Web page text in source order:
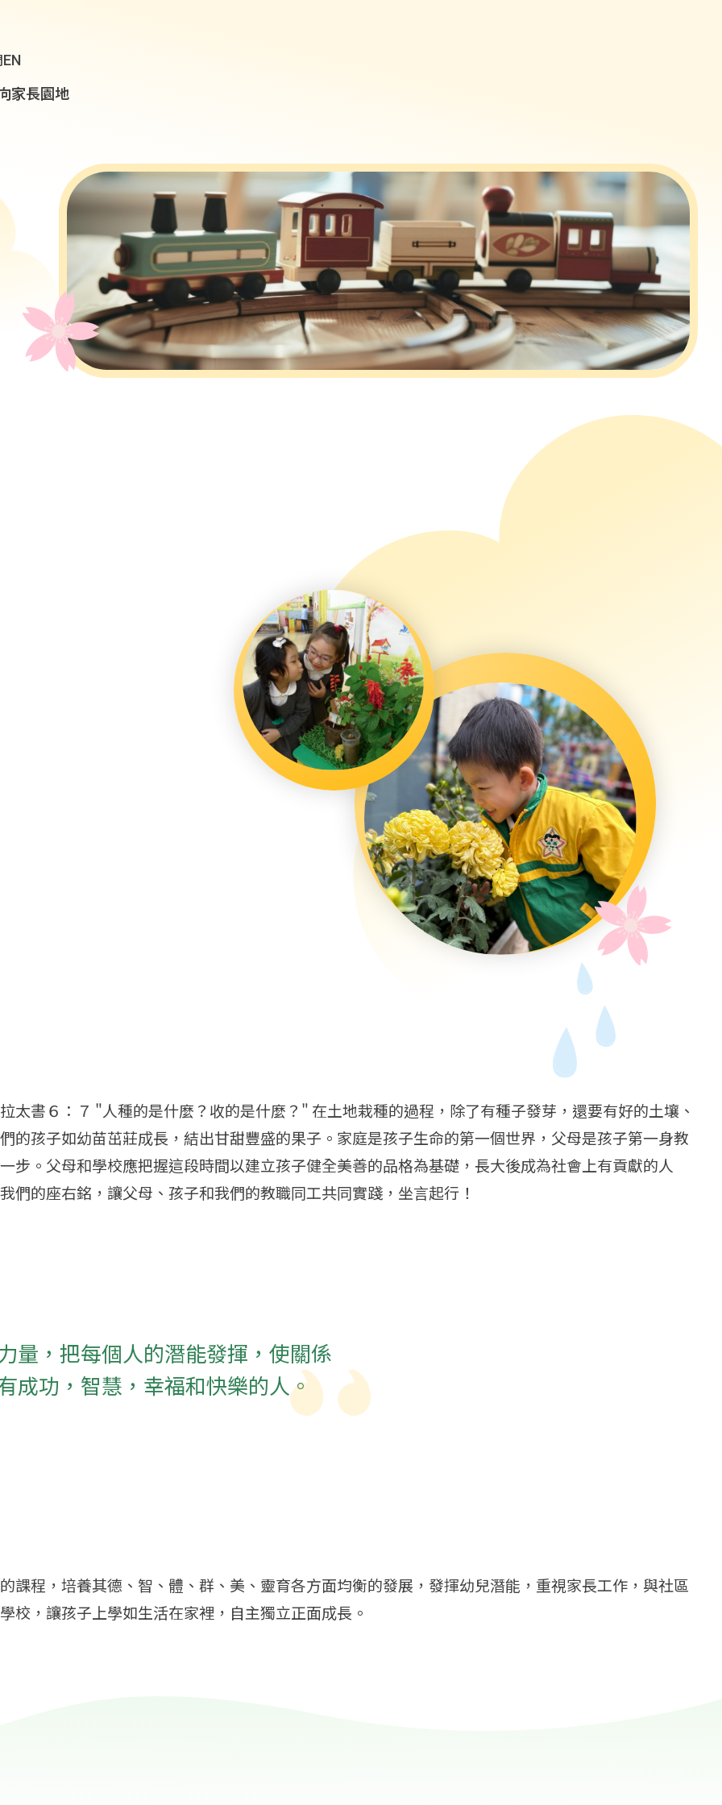
EN
家長園地
太書６：７ "人種的是什麼？收的是什麼？" 在土地栽種的過程，除了有種子發芽，還要有好的土壤、
的孩子如幼苗茁莊成長，結出甘甜豐盛的果子。家庭是孩子生命的第一個世界，父母是孩子第一身教
步。父母和學校應把握這段時間以建立孩子健全美善的品格為基礎，長大後成為社會上有貢獻的人
們的座右銘，讓父母、孩子和我們的教職同工共同實踐，坐言起行！
量，把每個人的潛能發揮，使關係
成功，智慧，幸福和快樂的人。
課程，培養其德、智、體、群、美、靈育各方面均衡的發展，發揮幼兒潛能，重視家長工作，與社區
校，讓孩子上學如生活在家裡，自主獨立正面成長。